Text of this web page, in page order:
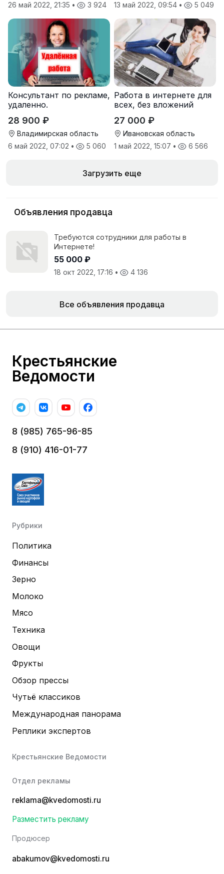
26 май 2022, 21:35 • 3 924
13 май 2022, 09:54 • 5 049
Консультант по рекламе,
удаленно.
28 900 ₽
Владимирская область
6 май 2022, 07:02 • 5 060
Работа в интернете для
всех, без вложений
27 000 ₽
Ивановская область
1 май 2022, 15:07 • 6 566
Загрузить еще
Объявления продавца
Требуются сотрудники для работы в
Интернете!
55 000 ₽
18 окт 2022, 17:16 • 4 136
Все объявления продавца
Крестьянские
Ведомости
8 (985) 765-96-85
8 (910) 416-01-77
Рубрики
Политика
Финансы
Зерно
Молоко
Мясо
Техника
Овощи
Фрукты
Обзор прессы
Чутьё классиков
Международная панорама
Реплики экспертов
Крестьянские Ведомости
Отдел рекламы
reklama@kvedomosti.ru
Разместить рекламу
Продюсер
abakumov@kvedomosti.ru